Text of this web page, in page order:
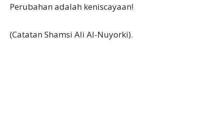
Perubahan adalah keniscayaan!
(Catatan Shamsi Ali Al-Nuyorki).